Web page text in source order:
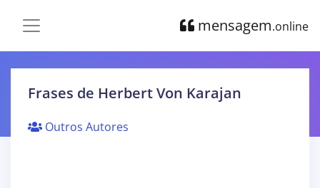
mensagem.online
Frases de Herbert Von Karajan
Outros Autores